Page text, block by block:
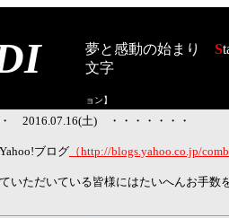
夢と感動の始まり S
文字
ョン】
・ 2016.07.16(土) ・・・・・・・
Yahoo!ブログ （http://blogs.yahoo.co.jp/
いただいている皆様にはたいへんお手数